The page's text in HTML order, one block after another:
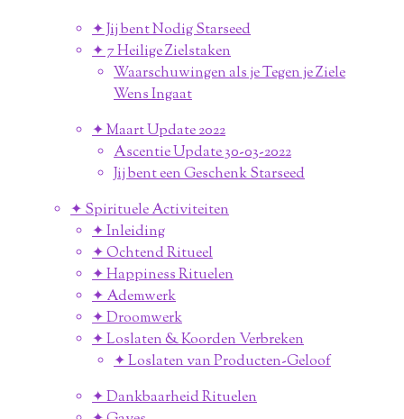
✦ Jij bent Nodig Starseed
✦ 7 Heilige Zielstaken
Waarschuwingen als je Tegen je Ziele
Wens Ingaat
✦ Maart Update 2022
Ascentie Update 30-03-2022
Jij bent een Geschenk Starseed
✦ Spirituele Activiteiten
✦ Inleiding
✦ Ochtend Ritueel
✦ Happiness Rituelen
✦ Ademwerk
✦ Droomwerk
✦ Loslaten & Koorden Verbreken
✦ Loslaten van Producten-Geloof
✦ Dankbaarheid Rituelen